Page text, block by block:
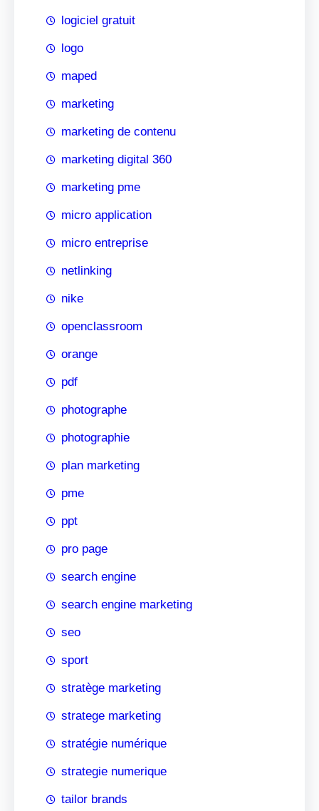
logiciel gratuit
logo
maped
marketing
marketing de contenu
marketing digital 360
marketing pme
micro application
micro entreprise
netlinking
nike
openclassroom
orange
pdf
photographe
photographie
plan marketing
pme
ppt
pro page
search engine
search engine marketing
seo
sport
stratège marketing
stratege marketing
stratégie numérique
strategie numerique
tailor brands